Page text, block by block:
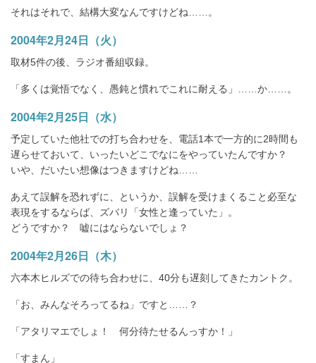
それはそれで、結構大変なんですけどね……。
2004年2月24日（火）
取材5件の後、ラジオ番組収録。
「多くは覚悟でなく、愚鈍と慣れでこれに耐える」……か……。
2004年2月25日（水）
予定していた他社での打ち合わせを、電話1本で一方的に2時間も
遅らせておいて、いったいどこでなにをやっていたんですか？
いや、だいたい想像はつきますけどね……
あえて誤解を恐れずに、というか、誤解を受けまくること必至な
表現をするならば、ズバリ「女性と逢っていた」。
どうですか？ 嘘にはならないでしょ？
2004年2月26日（木）
六本木ヒルズでの待ち合わせに、40分も遅刻してきたカントク。
「お、みんなそろってるね」ですと……？
「アタリマエでしょ！ 何分待たせるんっすか！」
「すまん」